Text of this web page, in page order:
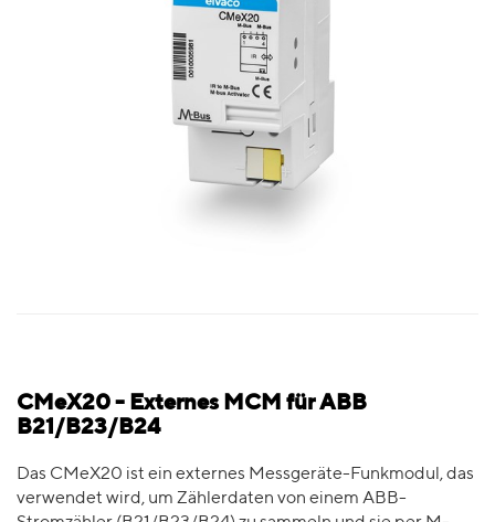
CMeX20 - Externes MCM für ABB
B21/B23/B24
Das CMeX20 ist ein externes Messgeräte-Funkmodul, das
verwendet wird, um Zählerdaten von einem ABB-